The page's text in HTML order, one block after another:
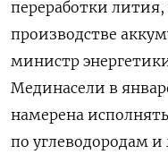
переработки
производстве
‌министр
Мединасели в
намерена
по углеводородам